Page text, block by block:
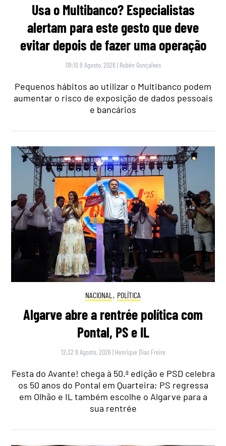
Usa o Multibanco? Especialistas
alertam para este gesto que deve
evitar depois de fazer uma operação
09:10 9 Agosto, 2026 | Rubén Gonçalves
Pequenos hábitos ao utilizar o Multibanco podem
aumentar o risco de exposição de dados pessoais
e bancários
NACIONAL , POLÍTICA
Algarve abre a rentrée política com
Pontal, PS e IL
12:32 9 Agosto, 2026 | Henrique Dias Freire
Festa do Avante! chega à 50.ª edição e PSD celebra
os 50 anos do Pontal em Quarteira; PS regressa
em Olhão e IL também escolhe o Algarve para a
sua rentrée